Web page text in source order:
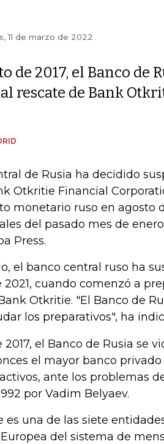
11 de marzo de 2022
de 2017, el Banco de
rescate de Bank
de Rusia ha decidido
Otkritie Financial
monetario ruso en agosto
del pasado mes de
Press.
el banco central ruso ha
2021, cuando comenzó a
Otkritie. "El Banco de
los preparativos", ha
2017, el Banco de Rusia se
el mayor banco
ante los problemas
por Vadim Belyaev.
es una de las siete
del sistema de